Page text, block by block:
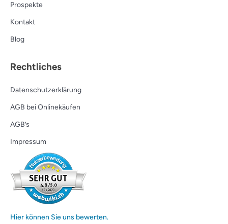
Prospekte
Kontakt
Blog
Rechtliches
Datenschutzerklärung
AGB bei Onlinekäufen
AGB’s
Impressum
Hier können Sie uns bewerten.